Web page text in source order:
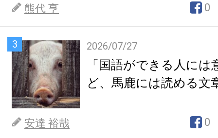
熊代 亨 0
3 2026/07/27
「国語ができる人には
ど、馬鹿には読める文
安達 裕哉 0